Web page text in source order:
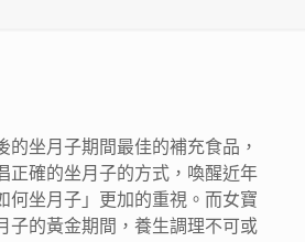
的坐月子期間最佳的補充食品，
正確的坐月子的方式，喚醒近年
何坐月子」更加的重視。而女寶
子的黃金期間，養生調理不可或